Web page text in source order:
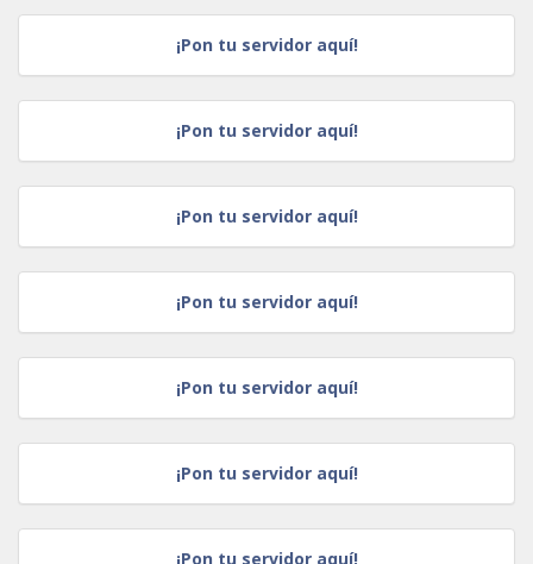
¡Pon tu servidor aquí!
¡Pon tu servidor aquí!
¡Pon tu servidor aquí!
¡Pon tu servidor aquí!
¡Pon tu servidor aquí!
¡Pon tu servidor aquí!
¡Pon tu servidor aquí!